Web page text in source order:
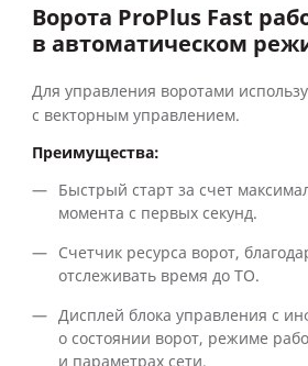
Ворота ProPlus Fast
в автоматическом
Для управления воротами
с векторным управлением.
Преимущества:
Быстрый старт за счет
момента с первых секунд.
Счетчик ресурса ворот,
отслеживать время до ТО.
Дисплей блока управления с
о состоянии ворот, режиме